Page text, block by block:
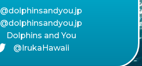
@dolphinsandyou.jp
@dolphinsandyou.jp
Dolphins and You
@IrukaHawaii